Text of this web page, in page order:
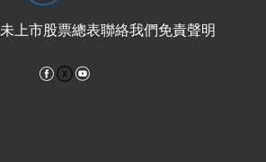
未上市股票總表聯絡我們免責聲明
Facebook